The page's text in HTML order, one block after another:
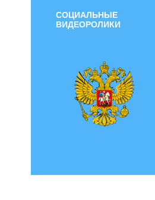
СОЦИАЛЬНЫЕ
ВИДЕОРОЛИКИ